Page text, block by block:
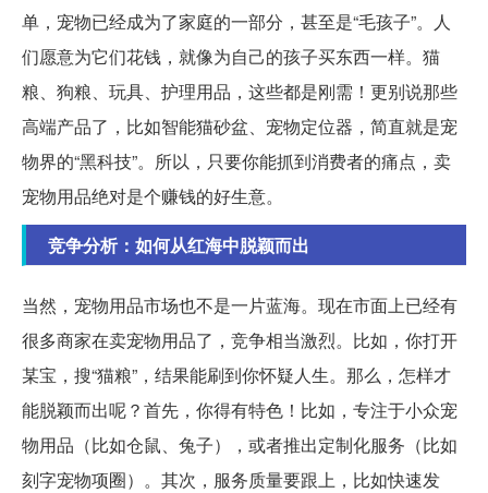
单，宠物已经成为了家庭的一部分，甚至是“毛孩子”。人
们愿意为它们花钱，就像为自己的孩子买东西一样。猫
粮、狗粮、玩具、护理用品，这些都是刚需！更别说那些
高端产品了，比如智能猫砂盆、宠物定位器，简直就是宠
物界的“黑科技”。所以，只要你能抓到消费者的痛点，卖
宠物用品绝对是个赚钱的好生意。
竞争分析：如何从红海中脱颖而出
当然，宠物用品市场也不是一片蓝海。现在市面上已经有
很多商家在卖宠物用品了，竞争相当激烈。比如，你打开
某宝，搜“猫粮”，结果能刷到你怀疑人生。那么，怎样才
能脱颖而出呢？首先，你得有特色！比如，专注于小众宠
物用品（比如仓鼠、兔子），或者推出定制化服务（比如
刻字宠物项圈）。其次，服务质量要跟上，比如快速发